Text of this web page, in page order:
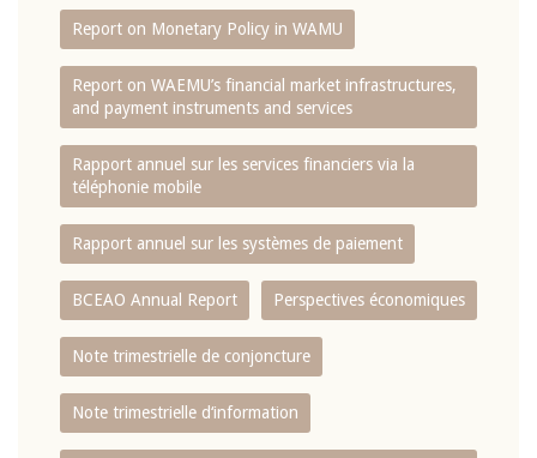
Report on Monetary Policy in WAMU
Report on WAEMU’s financial market infrastructures,
and payment instruments and services
Rapport annuel sur les services financiers via la
téléphonie mobile
Rapport annuel sur les systèmes de paiement
BCEAO Annual Report Perspectives économiques
Note trimestrielle de conjoncture
Note trimestrielle d‘information